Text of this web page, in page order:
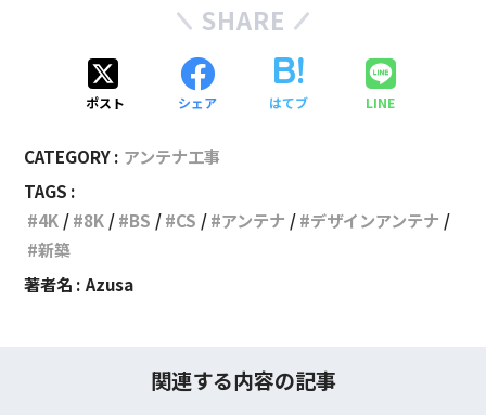
SHARE
ポスト シェア はてブ LINE
CATEGORY : アンテナ工事
TAGS :
4K
8K BS CS アンテナ
デザインアンテナ
新築
著者名 : Azusa
関連する内容の記事